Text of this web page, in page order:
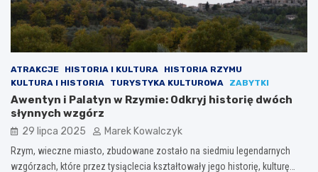
ATRAKCJE HISTORIA I KULTURA
HISTORIA RZYMU
KULTURA I HISTORIA
TURYSTYKA KULTUROWA ZABYTKI
Awentyn i Palatyn w Rzymie: Odkryj historię dwóch
słynnych wzgórz
29 lipca 2025 Marek Kowalczyk
Rzym, wieczne miasto, zbudowane zostało na siedmiu legendarnych
wzgórzach, które przez tysiąclecia kształtowały jego historię, kulturę…